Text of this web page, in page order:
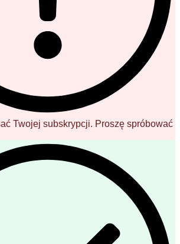
Twojej subskrypcji. Proszę spróbować